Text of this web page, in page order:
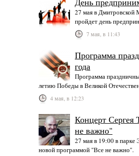
27 мая в
пройдет день
7 мая, в 11:43
Программа
года
Программа
летию Победы в Великой
4 мая, в 12:23
Концерт
не важно"
27 мая в 19:00 в парке
новой программой "Все не важно".